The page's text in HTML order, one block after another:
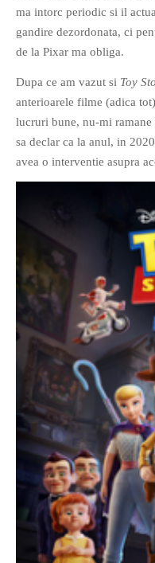
ma intorc periodic si il
gandire dezordonata, ci
de la Pixar ma obliga.
Dupa ce am vazut si Toy
anterioarele filme (adica
lucruri bune, nu-mi ramane
sa declar ca la anul, in
avea o interventie asupra